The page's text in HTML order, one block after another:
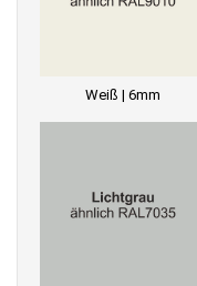
Weiß | 6mm